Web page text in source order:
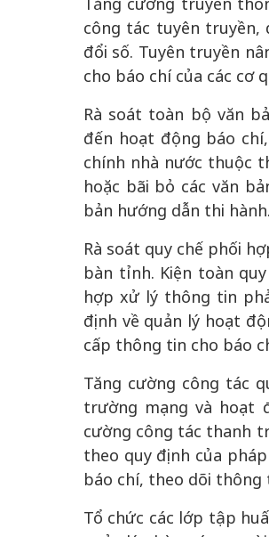
công tác tuyên truyền,
đổi số. Tuyên truyền
cho báo chí của các cơ
Rà soát toàn bộ văn
đến hoạt động báo
chính nhà nước thuộc
hoặc bãi bỏ các văn
bản hướng dẫn thi hành.
Rà soát quy chế phối
bàn tỉnh. Kiện toàn
hợp xử lý thông tin
định về quản lý hoạt
cấp thông tin cho báo
Tăng cường công tác
trường mạng và hoạt
cường công tác thanh
theo quy định của
báo chí, theo dõi
Tổ chức các lớp tập